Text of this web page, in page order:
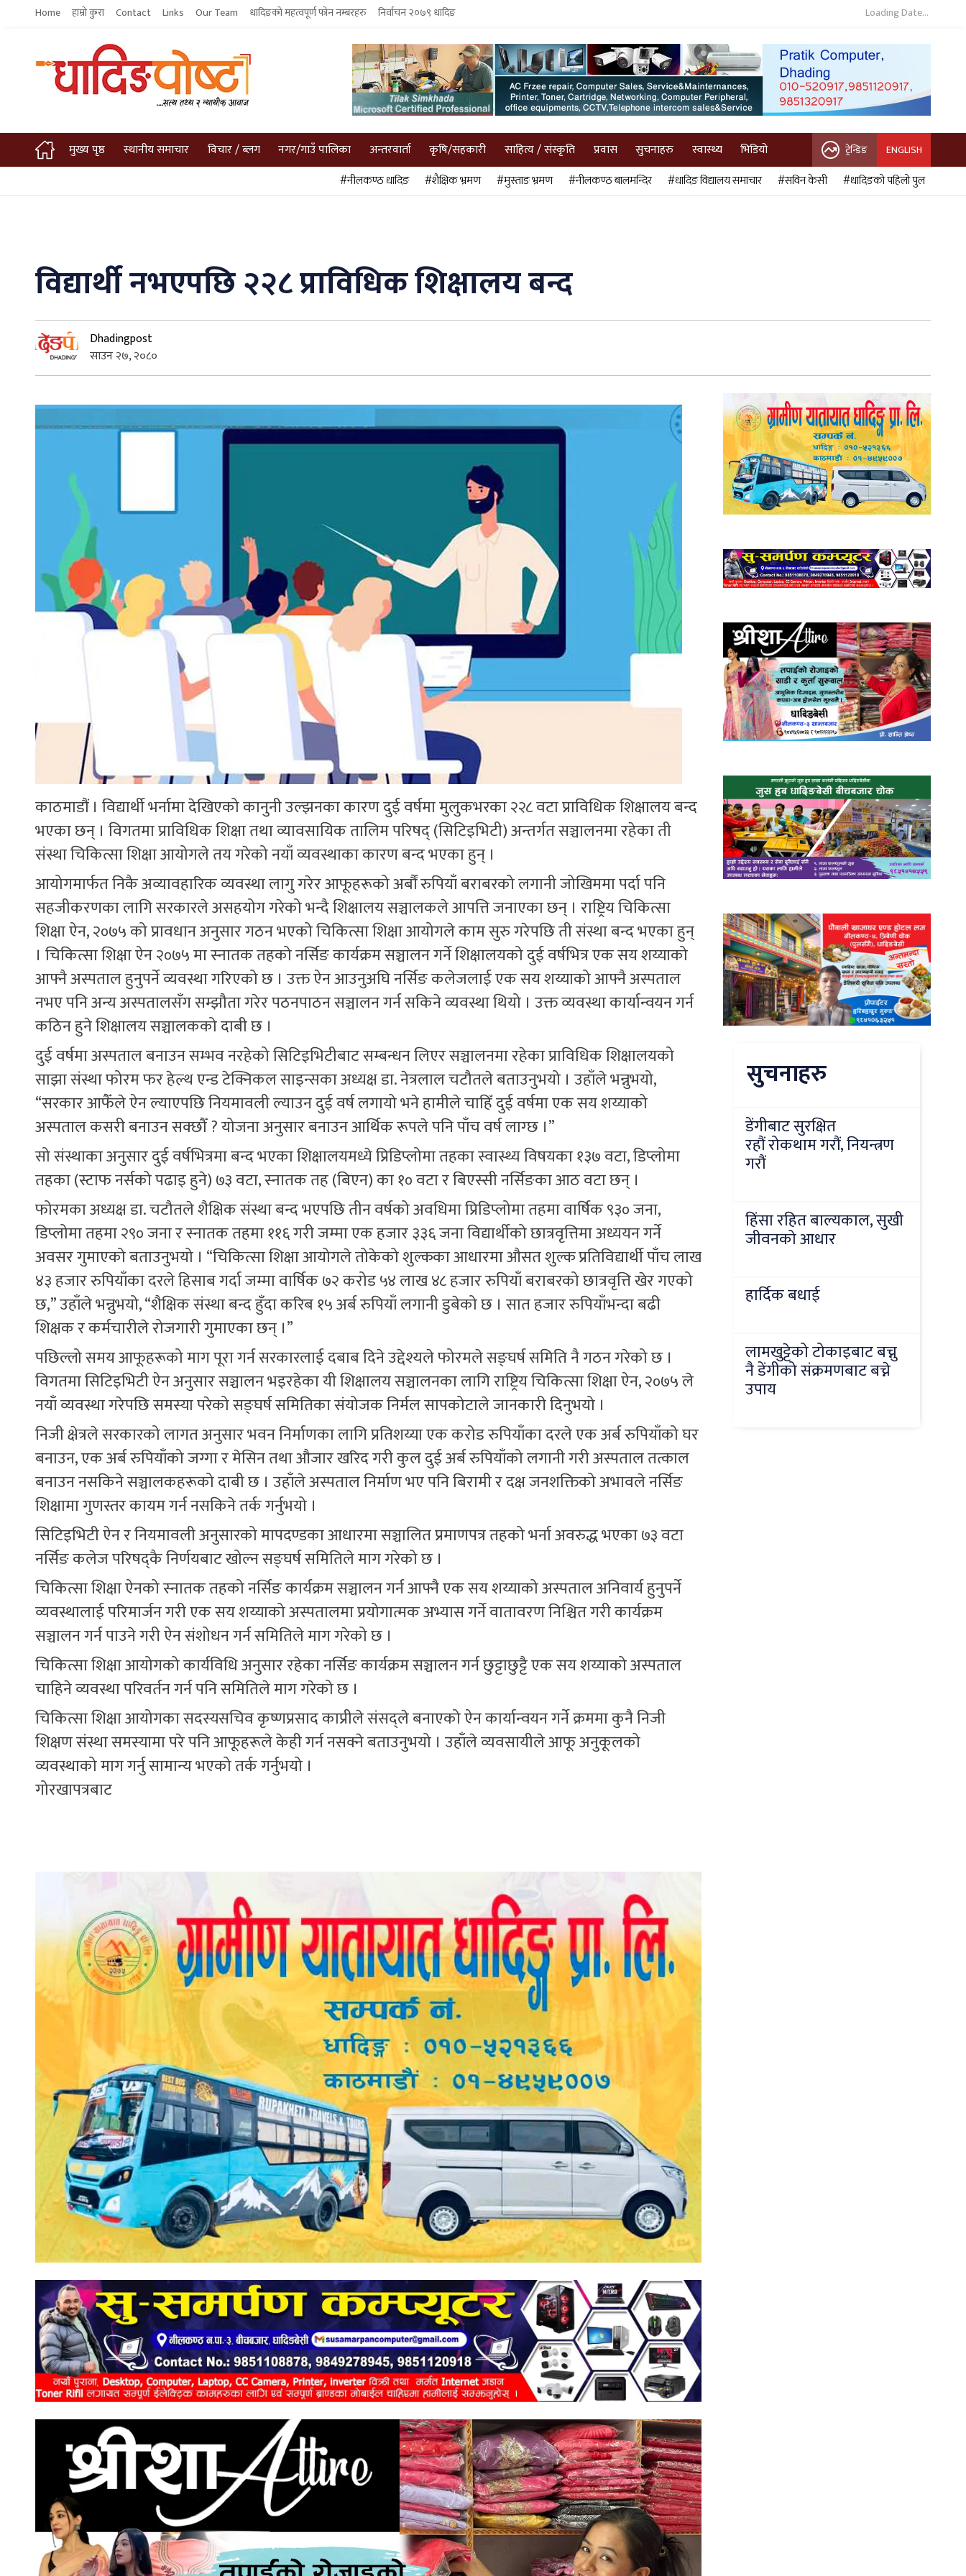
Home हाम्रो कुरा Contact Links Our Team धादिङको महत्वपूर्ण फोन नम्बरहरु निर्वाचन २०७९ धादिङ Loading Date...
मुख्य पृष्ठ स्थानीय समाचार विचार / ब्लग नगर/गाउँ पालिका अन्तरवार्ता कृषि/सहकारी साहित्य / संस्कृति प्रवास सुचनाहरु स्वास्थ्य भिडियो ट्रेन्डिङ ENGLISH
#नीलकण्ठ धादिङ #शैक्षिक भ्रमण #मुस्ताङ भ्रमण #नीलकण्ठ बालमन्दिर #धादिङ विद्यालय समाचार #सविन केसी #धादिङको पहिलो पुल
विद्यार्थी नभएपछि २२८ प्राविधिक शिक्षालय बन्द
Dhadingpost
साउन २७, २०८०
काठमाडौं । विद्यार्थी भर्नामा देखिएको कानुनी उल्झनका कारण दुई वर्षमा मुलुकभरका २२८ वटा प्राविधिक शिक्षालय बन्द
भएका छन् । विगतमा प्राविधिक शिक्षा तथा व्यावसायिक तालिम परिषद् (सिटिइभिटी) अन्तर्गत सञ्चालनमा रहेका ती
संस्था चिकित्सा शिक्षा आयोगले तय गरेको नयाँ व्यवस्थाका कारण बन्द भएका हुन् ।
आयोगमार्फत निकै अव्यावहारिक व्यवस्था लागु गरेर आफूहरूको अर्बौं रुपियाँ बराबरको लगानी जोखिममा पर्दा पनि
सहजीकरणका लागि सरकारले असहयोग गरेको भन्दै शिक्षालय सञ्चालकले आपत्ति जनाएका छन् । राष्ट्रिय चिकित्सा
शिक्षा ऐन, २०७५ को प्रावधान अनुसार गठन भएको चिकित्सा शिक्षा आयोगले काम सुरु गरेपछि ती संस्था बन्द भएका हुन्
। चिकित्सा शिक्षा ऐन २०७५ मा स्नातक तहको नर्सिङ कार्यक्रम सञ्चालन गर्ने शिक्षालयको दुई वर्षभित्र एक सय शय्याको
आफ्नै अस्पताल हुनुपर्ने व्यवस्था गरिएको छ । उक्त ऐन आउनुअघि नर्सिङ कलेजलाई एक सय शय्याको आफ्नै अस्पताल
नभए पनि अन्य अस्पतालसँग सम्झौता गरेर पठनपाठन सञ्चालन गर्न सकिने व्यवस्था थियो । उक्त व्यवस्था कार्यान्वयन गर्न
कठिन हुने शिक्षालय सञ्चालकको दाबी छ ।
दुई वर्षमा अस्पताल बनाउन सम्भव नरहेको सिटिइभिटीबाट सम्बन्धन लिएर सञ्चालनमा रहेका प्राविधिक शिक्षालयको
साझा संस्था फोरम फर हेल्थ एन्ड टेक्निकल साइन्सका अध्यक्ष डा. नेत्रलाल चटौतले बताउनुभयो । उहाँले भन्नुभयो,
“सरकार आफैँले ऐन ल्याएपछि नियमावली ल्याउन दुई वर्ष लगायो भने हामीले चाहिँ दुई वर्षमा एक सय शय्याको
अस्पताल कसरी बनाउन सक्छौँ ? योजना अनुसार बनाउन आर्थिक रूपले पनि पाँच वर्ष लाग्छ ।”
सो संस्थाका अनुसार दुई वर्षभित्रमा बन्द भएका शिक्षालयमध्ये प्रिडिप्लोमा तहका स्वास्थ्य विषयका १३७ वटा, डिप्लोमा
तहका (स्टाफ नर्सको पढाइ हुने) ७३ वटा, स्नातक तह (बिएन) का १० वटा र बिएस्सी नर्सिङका आठ वटा छन् ।
फोरमका अध्यक्ष डा. चटौतले शैक्षिक संस्था बन्द भएपछि तीन वर्षको अवधिमा प्रिडिप्लोमा तहमा वार्षिक ९३० जना,
डिप्लोमा तहमा २९० जना र स्नातक तहमा ११६ गरी जम्मा एक हजार ३३६ जना विद्यार्थीको छात्रवृत्तिमा अध्ययन गर्ने
अवसर गुमाएको बताउनुभयो । “चिकित्सा शिक्षा आयोगले तोकेको शुल्कका आधारमा औसत शुल्क प्रतिविद्यार्थी पाँच लाख
४३ हजार रुपियाँका दरले हिसाब गर्दा जम्मा वार्षिक ७२ करोड ५४ लाख ४८ हजार रुपियाँ बराबरको छात्रवृत्ति खेर गएको
छ,” उहाँले भन्नुभयो, “शैक्षिक संस्था बन्द हुँदा करिब १५ अर्ब रुपियाँ लगानी डुबेको छ । सात हजार रुपियाँभन्दा बढी
शिक्षक र कर्मचारीले रोजगारी गुमाएका छन् ।”
पछिल्लो समय आफूहरूको माग पूरा गर्न सरकारलाई दबाब दिने उद्देश्यले फोरमले सङ्घर्ष समिति नै गठन गरेको छ ।
विगतमा सिटिइभिटी ऐन अनुसार सञ्चालन भइरहेका यी शिक्षालय सञ्चालनका लागि राष्ट्रिय चिकित्सा शिक्षा ऐन, २०७५ ले
नयाँ व्यवस्था गरेपछि समस्या परेको सङ्घर्ष समितिका संयोजक निर्मल सापकोटाले जानकारी दिनुभयो ।
निजी क्षेत्रले सरकारको लागत अनुसार भवन निर्माणका लागि प्रतिशय्या एक करोड रुपियाँका दरले एक अर्ब रुपियाँको घर
बनाउन, एक अर्ब रुपियाँको जग्गा र मेसिन तथा औजार खरिद गरी कुल दुई अर्ब रुपियाँको लगानी गरी अस्पताल तत्काल
बनाउन नसकिने सञ्चालकहरूको दाबी छ । उहाँले अस्पताल निर्माण भए पनि बिरामी र दक्ष जनशक्तिको अभावले नर्सिङ
शिक्षामा गुणस्तर कायम गर्न नसकिने तर्क गर्नुभयो ।
सिटिइभिटी ऐन र नियमावली अनुसारको मापदण्डका आधारमा सञ्चालित प्रमाणपत्र तहको भर्ना अवरुद्ध भएका ७३ वटा
नर्सिङ कलेज परिषद्कै निर्णयबाट खोल्न सङ्घर्ष समितिले माग गरेको छ ।
चिकित्सा शिक्षा ऐनको स्नातक तहको नर्सिङ कार्यक्रम सञ्चालन गर्न आफ्नै एक सय शय्याको अस्पताल अनिवार्य हुनुपर्ने
व्यवस्थालाई परिमार्जन गरी एक सय शय्याको अस्पतालमा प्रयोगात्मक अभ्यास गर्ने वातावरण निश्चित गरी कार्यक्रम
सञ्चालन गर्न पाउने गरी ऐन संशोधन गर्न समितिले माग गरेको छ ।
चिकित्सा शिक्षा आयोगको कार्यविधि अनुसार रहेका नर्सिङ कार्यक्रम सञ्चालन गर्न छुट्टाछुट्टै एक सय शय्याको अस्पताल
चाहिने व्यवस्था परिवर्तन गर्न पनि समितिले माग गरेको छ ।
चिकित्सा शिक्षा आयोगका सदस्यसचिव कृष्णप्रसाद काप्रीले संसद्ले बनाएको ऐन कार्यान्वयन गर्ने क्रममा कुनै निजी
शिक्षण संस्था समस्यामा परे पनि आफूहरूले केही गर्न नसक्ने बताउनुभयो । उहाँले व्यवसायीले आफू अनुकूलको
व्यवस्थाको माग गर्नु सामान्य भएको तर्क गर्नुभयो ।
गोरखापत्रबाट
सुचनाहरु
डेंगीबाट सुरक्षित
रहौं रोकथाम गरौं, नियन्त्रण
गरौं
हिंसा रहित बाल्यकाल, सुखी
जीवनको आधार
हार्दिक बधाई
लामखुट्टेको टोकाइबाट बच्नु
नै डेंगीको संक्रमणबाट बच्ने
उपाय